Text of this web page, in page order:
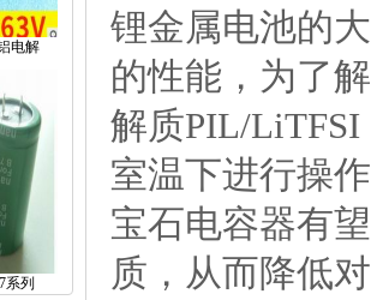
电解
系列
锂金属电池的
的性能，为了
解质PIL/
室温下进行操
宝石电容器有
质，从而降低